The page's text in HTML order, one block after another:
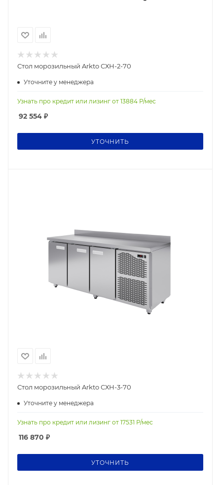
Стол морозильный Arkto СХН-2-70
Уточните у менеджера
Узнать про кредит или лизинг от 13884 Р/мес
92 554 ₽
УТОЧНИТЬ
Стол морозильный Arkto СХН-3-70
Уточните у менеджера
Узнать про кредит или лизинг от 17531 Р/мес
116 870 ₽
УТОЧНИТЬ